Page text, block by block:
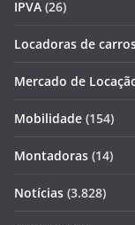
IPVA (26)
Locadoras de
Mercado de
Mobilidade (154)
Montadoras (14)
Notícias (3.828)